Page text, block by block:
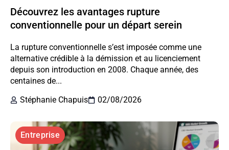
Découvrez les avantages rupture
conventionnelle pour un départ serein
La rupture conventionnelle s’est imposée comme une
alternative crédible à la démission et au licenciement
depuis son introduction en 2008. Chaque année, des
centaines de...
Stéphanie Chapuis
02/08/2026
Entreprise